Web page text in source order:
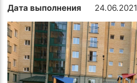
Дата выполнения 24.06.2021